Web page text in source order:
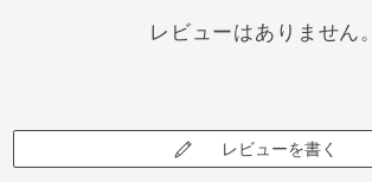
レビューはありません。
レビューを書く